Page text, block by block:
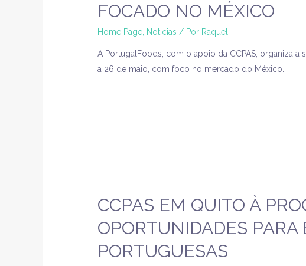
FOCADO NO MÉXICO
Home Page, Noticias / Por Raquel
A PortugalFoods, com o apoio da CCPAS, organiza a
a 26 de maio, com foco no mercado do México.
CCPAS EM QUITO À
OPORTUNIDADES PARA
PORTUGUESAS